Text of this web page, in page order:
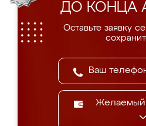
ДО КОНЦА
Оставьте заявку